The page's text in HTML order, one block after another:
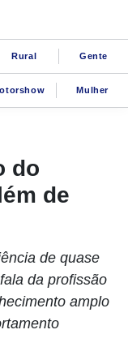
Rural Gente
Mulher
do
de
de quase
da profissão
amplo